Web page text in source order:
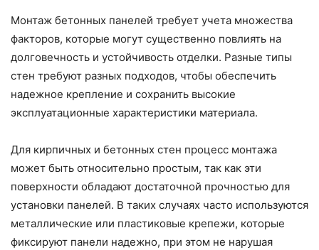
Монтаж бетонных панелей требует учета множества
факторов, которые могут существенно повлиять на
долговечность и устойчивость отделки. Разные типы
стен требуют разных подходов, чтобы обеспечить
надежное крепление и сохранить высокие
эксплуатационные характеристики материала.
Для кирпичных и бетонных стен процесс монтажа
может быть относительно простым, так как эти
поверхности обладают достаточной прочностью для
установки панелей. В таких случаях часто используются
металлические или пластиковые крепежи, которые
фиксируют панели надежно, при этом не нарушая